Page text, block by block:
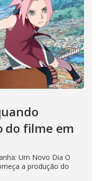
do filme em
Um Novo Dia O
a produção do